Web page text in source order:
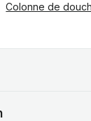
Colonne de